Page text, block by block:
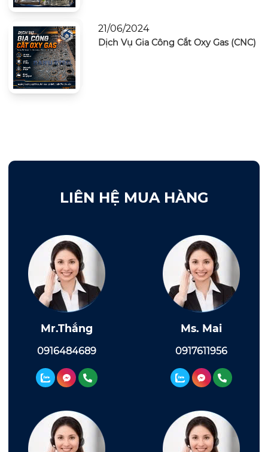
21/06/2024
Dịch Vụ Gia Công Cắt Oxy Gas (CNC)
LIÊN HỆ MUA HÀNG
Mr.Thắng
0916484689
Ms. Mai
0917611956